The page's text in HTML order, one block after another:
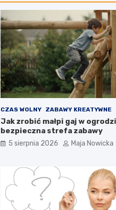
CZAS WOLNY ZABAWY KREATYWNE
Jak zrobić małpi gaj w
bezpieczna strefa zabawy
5 sierpnia 2026 Maja Nowicka